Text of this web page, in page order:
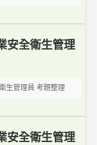
安全衛生管理
生管理員 考題整理
安全衛生管理